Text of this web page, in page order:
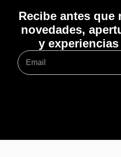
Recibe antes que
novedades,
y